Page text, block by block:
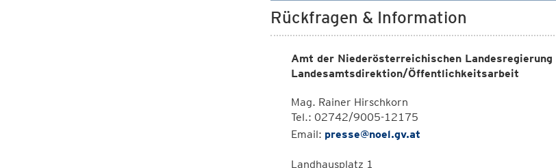
Rückfragen & Information
Amt der Niederösterreichischen Landesregierung
Landesamtsdirektion/Öffentlichkeitsarbeit
Mag. Rainer Hirschkorn
Tel.: 02742/9005-12175
Email: presse@noel.gv.at
Landhausplatz 1